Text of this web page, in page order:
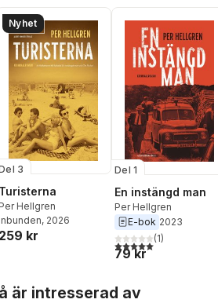
röster:
Nyhet
3
Turisterna
Per Hellgren
Inbunden, 2026
259 kr
Del 1
En instängd man
Per Hellgren
E-bok 2023
5,0utav 5 stjärnor.
(1)
79 kr
är intresserad av